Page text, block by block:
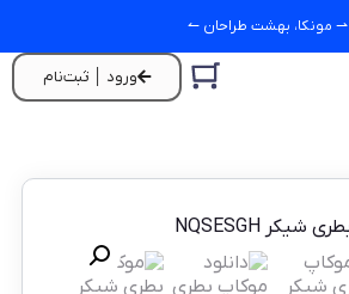
⇀ مونکا، بهشت طراحان ↼
ورود │ ثبت‌نام